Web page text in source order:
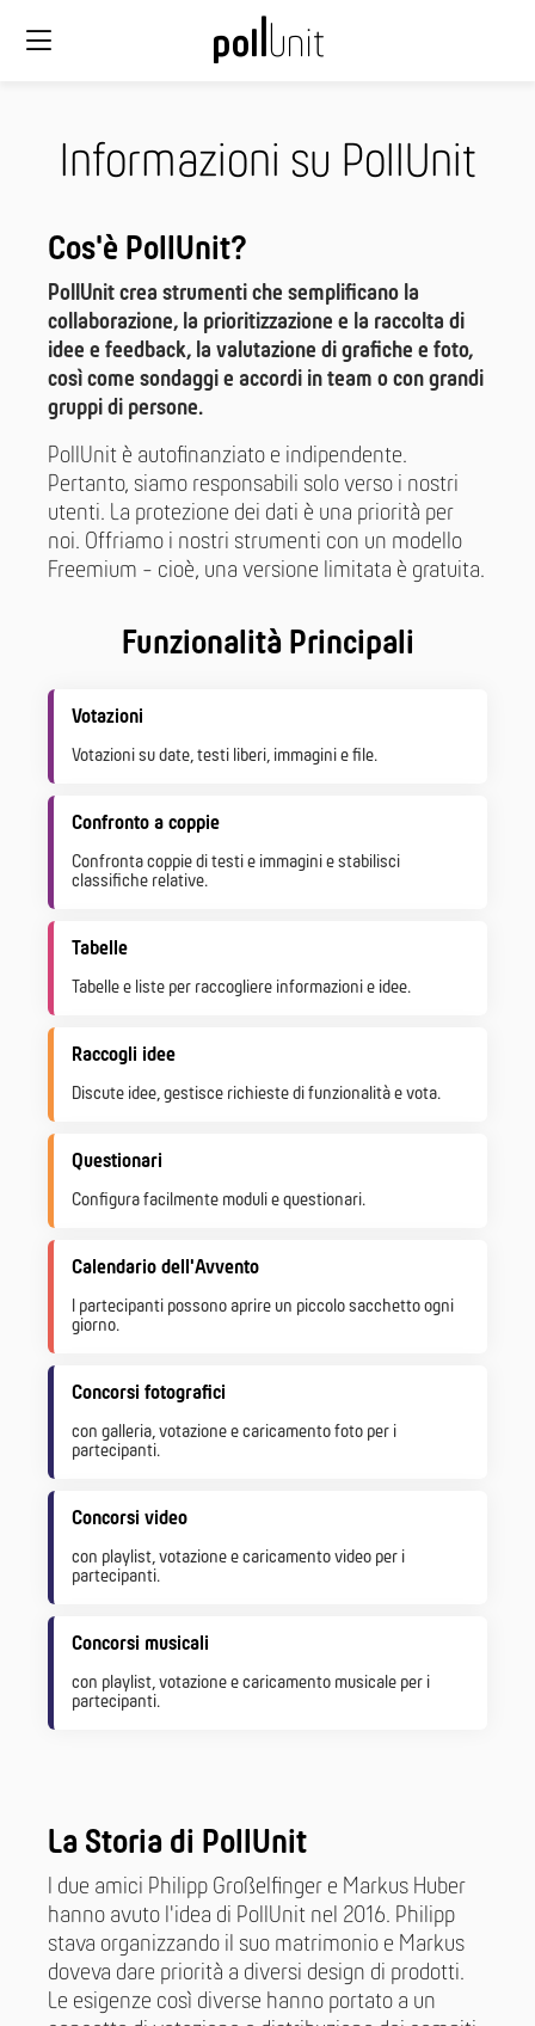
Informazioni su PollUnit
Cos'è PollUnit?
PollUnit crea strumenti che semplificano la
collaborazione, la prioritizzazione e la raccolta di
idee e feedback, la valutazione di grafiche e foto,
così come sondaggi e accordi in team o con grandi
gruppi di persone.
PollUnit è autofinanziato e indipendente.
Pertanto, siamo responsabili solo verso i nostri
utenti. La protezione dei dati è una priorità per
noi. Offriamo i nostri strumenti con un modello
Freemium - cioè, una versione limitata è gratuita.
Funzionalità Principali
Votazioni
Votazioni su date, testi liberi, immagini e file.
Confronto a coppie
Confronta coppie di testi e immagini e stabilisci
classifiche relative.
Tabelle
Tabelle e liste per raccogliere informazioni e idee.
Raccogli idee
Discute idee, gestisce richieste di funzionalità e vota.
Questionari
Configura facilmente moduli e questionari.
Calendario dell'Avvento
I partecipanti possono aprire un piccolo sacchetto ogni
giorno.
Concorsi fotografici
con galleria, votazione e caricamento foto per i
partecipanti.
Concorsi video
con playlist, votazione e caricamento video per i
partecipanti.
Concorsi musicali
con playlist, votazione e caricamento musicale per i
partecipanti.
La Storia di PollUnit
I due amici Philipp Großelfinger e Markus Huber
hanno avuto l'idea di PollUnit nel 2016. Philipp
stava organizzando il suo matrimonio e Markus
doveva dare priorità a diversi design di prodotti.
Le esigenze così diverse hanno portato a un